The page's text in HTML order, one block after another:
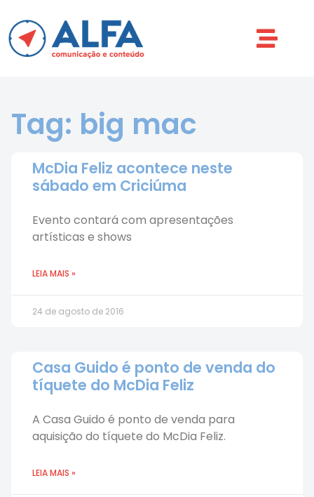
Tag: big mac
McDia Feliz acontece neste
sábado em Criciúma
Evento contará com apresentações
artísticas e shows
LEIA MAIS »
24 de agosto de 2016
Casa Guido é ponto de venda do
tíquete do McDia Feliz
A Casa Guido é ponto de venda para
aquisição do tíquete do McDia Feliz.
LEIA MAIS »